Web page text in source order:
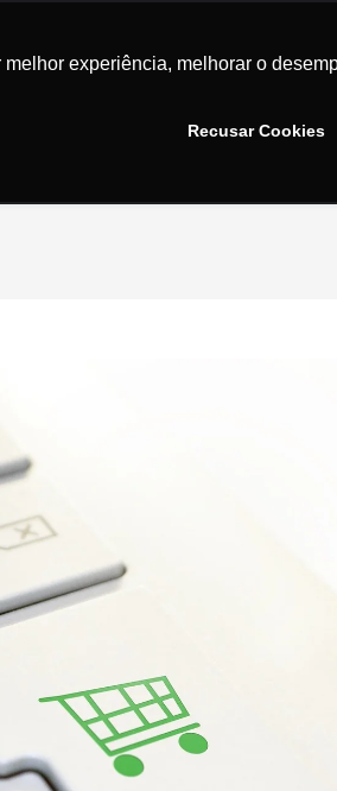
experiência, melhorar o
Recusar Cookies